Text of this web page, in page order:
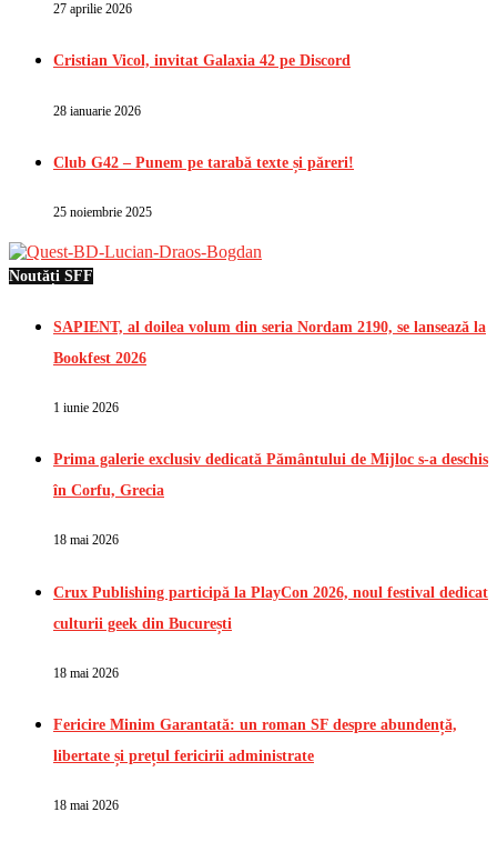
27 aprilie 2026
Cristian Vicol, invitat Galaxia 42 pe Discord
28 ianuarie 2026
Club G42 – Punem pe tarabă texte și păreri!
25 noiembrie 2025
Noutăți SFF
SAPIENT, al doilea volum din seria Nordam 2190, se lansează la
Bookfest 2026
1 iunie 2026
Prima galerie exclusiv dedicată Pământului de Mijloc s-a deschis
în Corfu, Grecia
18 mai 2026
Crux Publishing participă la PlayCon 2026, noul festival dedicat
culturii geek din București
18 mai 2026
Fericire Minim Garantată: un roman SF despre abundență,
libertate și prețul fericirii administrate
18 mai 2026